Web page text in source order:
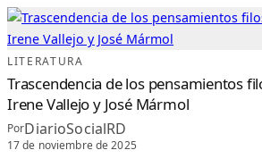
I
A
S
,
A
R
T
S
H
S
T
O
LITERATURA
Trascendencia de los pensamientos
Irene Vallejo y José Mármol
PorDiarioSocialRD
17 de noviembre de 2025